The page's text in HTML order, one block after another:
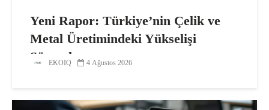
Yeni Rapor: Türkiye’nin Çelik ve
Metal Üretimindeki Yükselişi
Sürecek
EKOIQ 4 Ağustos 2026